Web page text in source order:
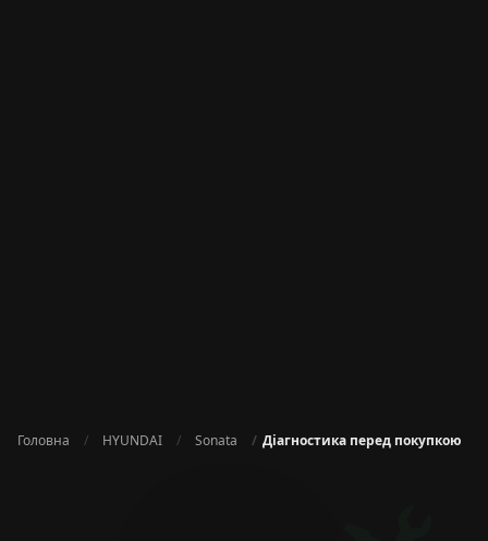
Головна HYUNDAI Sonata Діагностика перед покупкою